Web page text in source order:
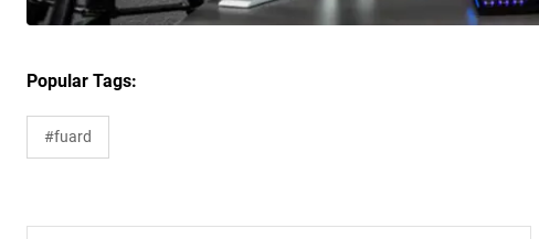
Popular Tags:
#fuard